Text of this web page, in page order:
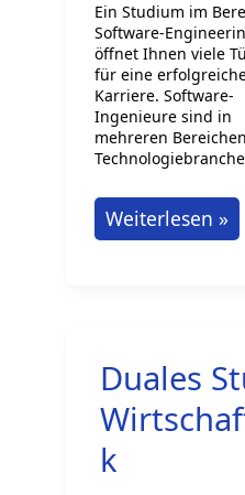
Ein Studium im
Software-
öffnet Ihnen viele
für eine
Karriere. Software-
Ingenieure sind in
mehreren
Technologiebranche
Software-
Weiterlesen »
Duales
k